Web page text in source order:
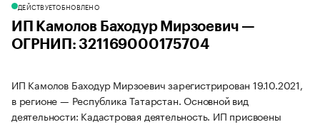
ДЕЙСТВУЕТОБНОВЛЕНО
ИП Камолов Баходур Мирзоевич —
ОГРНИП: 321169000175704
ИП Камолов Баходур Мирзоевич зарегистрирован 19.10.2021,
в регионе — Республика Татарстан. Основной вид
деятельности: Кадастровая деятельность. ИП присвоены